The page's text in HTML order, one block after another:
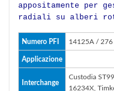
appositamente per
radiali su alberi
Numero PFI 14125A / 276
Applicazione
Interchange
Custodia
16234X,